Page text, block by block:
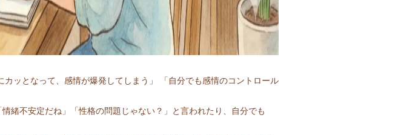
ッとなって、感情が爆発してしまう」 「自分でも感情のコントロール
緒不安定だね」「性格の問題じゃない？」と言われたり、自分でも